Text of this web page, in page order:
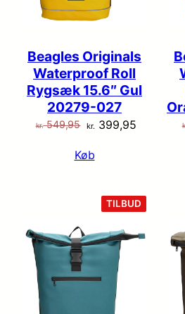
Beagles Originals
Waterproof Roll
Rygsæk 15.6″ Gul
20279-027
kr.549,95 Den
pris
kr. 549,95.
kr. 399,95Den
kr. 399,95.
Køb
TILBUD
PÅ